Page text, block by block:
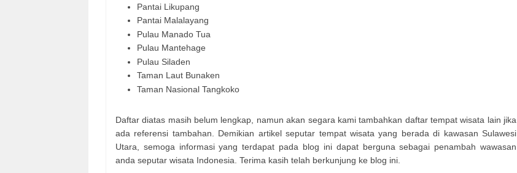
Pantai Likupang
Pantai Malalayang
Pulau Manado Tua
Pulau Mantehage
Pulau Siladen
Taman Laut Bunaken
Taman Nasional Tangkoko
Daftar diatas masih belum lengkap, namun akan segara kami tambahkan daftar tempat wisata lain jika
ada referensi tambahan. Demikian artikel seputar tempat wisata yang berada di kawasan Sulawesi
Utara, semoga informasi yang terdapat pada blog ini dapat berguna sebagai penambah wawasan
anda seputar wisata Indonesia. Terima kasih telah berkunjung ke blog ini.